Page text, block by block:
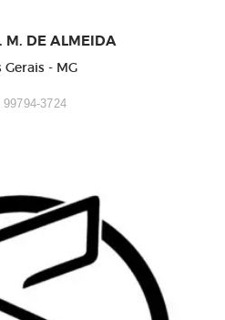
M. DE ALMEIDA
Gerais - MG
99794-3724